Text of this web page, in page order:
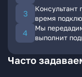
Консультант
время
Мы
выполнит
Часто